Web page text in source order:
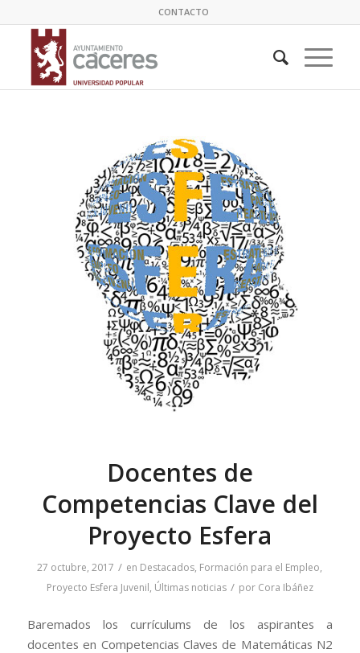
CONTACTO
Docentes de
Competencias Clave del
Proyecto Esfera
27 octubre, 2017 / en Destacados, Formación para el Empleo,
Proyecto Esfera Juvenil, Últimas noticias / por Cora Ibáñez
Baremados los currículums de los aspirantes a
docentes en Competencias Claves de Matemáticas N2